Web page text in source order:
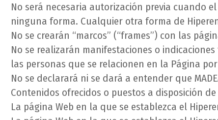
No será necesaria autorización previa cuando
ninguna forma. Cualquier otra forma de
No se crearán “marcos” (“frames”) con las
No se realizarán manifestaciones o
las personas que se relacionen en la Página
No se declarará ni se dará a entender que
Contenidos ofrecidos o puestos a disposición
La página Web en la que se establezca el